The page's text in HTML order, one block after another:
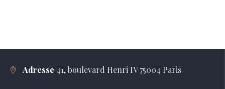
Adresse 41, boulevard Henri IV 75004 Paris